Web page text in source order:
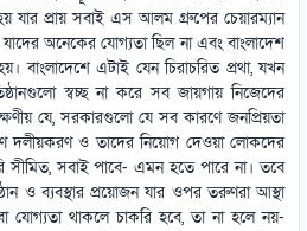
যার প্রায় সবাই এস আলম গ্রুপের চেয়ারম্যান
অনেকের যোগ্যতা ছিল না এবং বাংলাদেশ
বাংলাদেশে এটাই যেন চিরাচরিত প্রথা, যখন
স্বচ্ছ না করে সব জায়গায় নিজেদের
যে, সরকারগুলো যে সব কারণে জনপ্রিয়তা
দলীয়করণ ও তাদের নিয়োগ দেওয়া লোকদের
সীমিত, সবাই পাবে- এমন হতে পারে না। তবে
ও ব্যবস্থার প্রয়োজন যার ওপর তরুণরা আস্থা
যোগ্যতা থাকলে চাকরি হবে, তা না হলে নয়-